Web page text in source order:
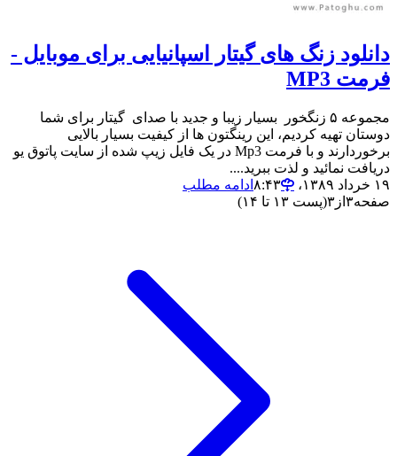
دانلود زنگ های گیتار اسپانیایی برای موبایل -
فرمت MP3
مجموعه ۵ زنگخور بسیار زیبا و جدید با صدای گیتار برای شما
دوستان تهیه کردیم، این رینگتون ها از کیفیت بسیار بالایی
برخوردارند و با فرمت Mp3 در یک فایل زیپ شده از سایت پاتوق یو
دریافت نمائید و لذت ببرید....
۱۹ خرداد ۱۳۸۹،‏ ۸:۴۳
ادامه مطلب
صفحه۳ از ۳(پست ۱۳ تا ۱۴)